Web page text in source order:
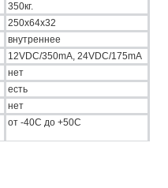
350кг.
250х64х32
внутреннее
12VDC/350mA, 24VDC/175mA
нет
есть
нет
от -40С до +50С